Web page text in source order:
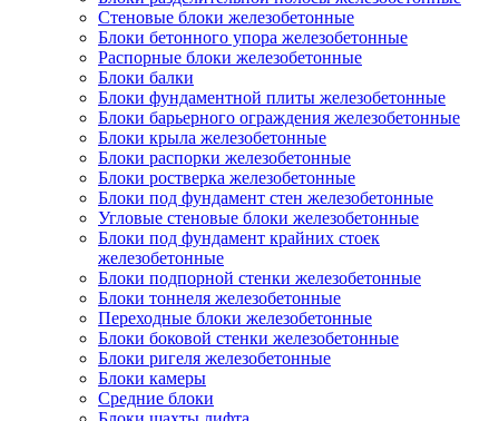
Стеновые блоки железобетонные
Блоки бетонного упора железобетонные
Распорные блоки железобетонные
Блоки балки
Блоки фундаментной плиты железобетонные
Блоки барьерного ограждения железобетонные
Блоки крыла железобетонные
Блоки распорки железобетонные
Блоки ростверка железобетонные
Блоки под фундамент стен железобетонные
Угловые стеновые блоки железобетонные
Блоки под фундамент крайних стоек
железобетонные
Блоки подпорной стенки железобетонные
Блоки тоннеля железобетонные
Переходные блоки железобетонные
Блоки боковой стенки железобетонные
Блоки ригеля железобетонные
Блоки камеры
Средние блоки